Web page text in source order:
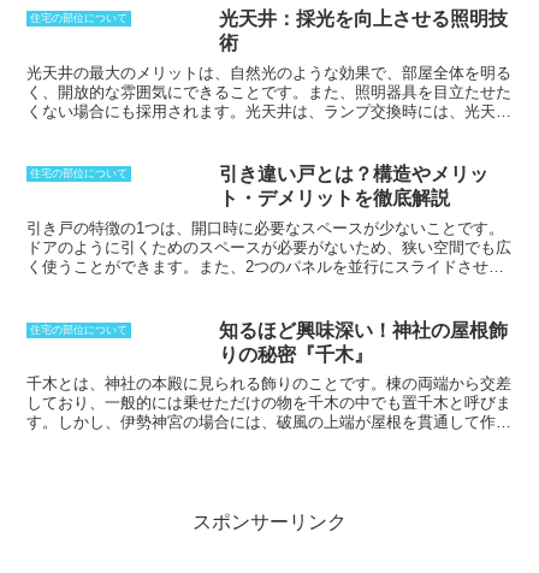
く、内法面積が専有部分すなわち有効面
積となります。区分所有建物の場合は登
記簿には内法面積を記載していますが、
パンフレットには壁芯面積で記載するこ
ともあります。
部屋でテレビを見るためにソファを置く場合に、通常はテレビと水平
方向に置くのに対して、シェーズロングは垂直方向に置きます。サイ
ズは通常の二人掛けソファに比べて小さめであることが多いので、一
人暮らしではあるけれどももう一人座れるだけの椅子がほしいという
場合にもちょうど良く、部屋のアクセントとしても目を惹くデザイン
の物が多いです。
住宅の部位について
光天井：採光を向上させる照明技
術
光天井の最大のメリットは、 自然光のような効果で、部屋全体を明る
く、開放的な雰囲気にできる ことです。また、照明器具を目立たせた
くない場合にも採用されます。光天井は、 ランプ交換時には、光天井
ない「LED照明」を内蔵すると良いとされます。対して、白熱電球な
ど発熱が多く寿命の短いランプを使用するのは適しません。最近で
は、ガラスクロスを用いたシェードを張る工法も普及しています。ガ
ラスクロスは、強度が高く、耐火性に優れているため、公共施設やオ
フィスビルなどで採用されることが多いです。
住宅の部位について
引き違い戸とは？構造やメリッ
ト・デメリットを徹底解説
引き戸の特徴の1つは、開口時に必要なスペースが少ないことです。
ドアのように引くためのスペースが必要がないため、狭い空間でも広
く使うことができます。また、2つのパネルを並行にスライドさせる
軽に使える方法となります。一方、引き戸のデメリットは、開口面積
は必ず1面分しか取ることができないことです。 片側は閉じた状態に
しかならないため、内部をすべて見渡すことはできなくなります。ま
た、扉のどちらかは視界に入ることになるため、見せたくない場合に
は引込み戸にする必要があります。
住宅の部位について
知るほど興味深い！神社の屋根飾
りの秘密『千木』
千木とは、神社の本殿に見られる飾りのことです。棟の両端から交差
しており、一般的には乗せただけの物を千木の中でも置千木と呼びま
す。しかし、伊勢神宮の場合には、破風の上端が屋根を貫通して作ら
す。矩形の穴が開けられていますが、これを風切穴と呼びます。民家
にも使われている例があり、奈良県や宮崎県の場合には、茅屋根の棟
スポンサーリンク